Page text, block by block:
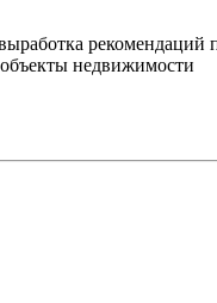
рекомендаций
недвижимости